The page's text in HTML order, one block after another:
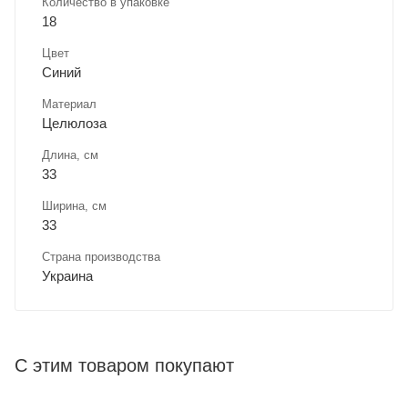
18
Цвет
Синий
Материал
Целюлоза
Длина, cм
33
Ширина, cм
33
Страна производства
Украина
С этим товаром покупают